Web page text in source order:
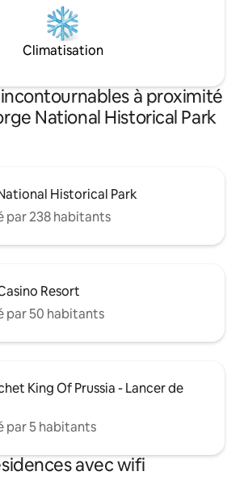
Climatisation
à proximité
National Historical Park
Historical Park
par 238 habitants
Resort
par 50 habitants
King Of Prussia - Lancer de
par 5 habitants
avec wifi